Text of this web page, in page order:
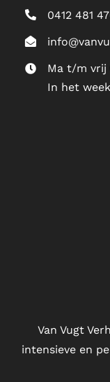
0412 481
Ma t/m vrij
In het
Van Vugt
intensieve en